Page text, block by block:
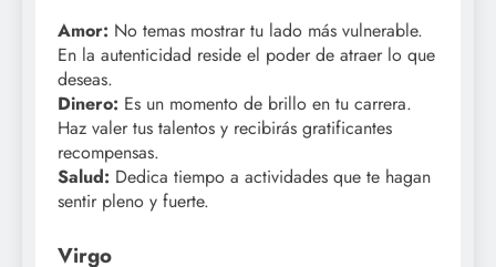
Amor: No temas mostrar tu lado más vulnerable.
En la autenticidad reside el poder de atraer lo que
deseas.
Dinero: Es un momento de brillo en tu carrera.
Haz valer tus talentos y recibirás gratificantes
recompensas.
Salud: Dedica tiempo a actividades que te hagan
sentir pleno y fuerte.
Virgo